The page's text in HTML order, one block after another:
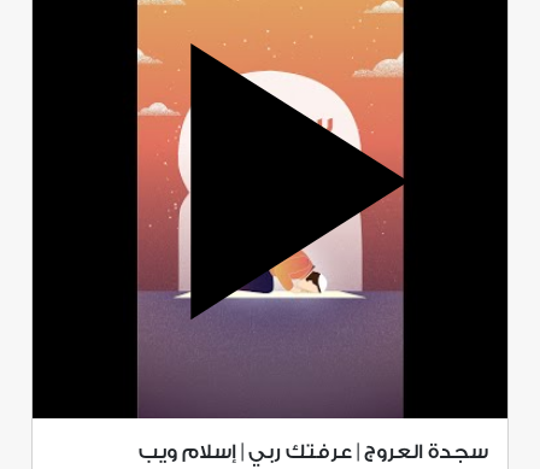
سجدة العروج | عرفتك ربي | إسلام ويب